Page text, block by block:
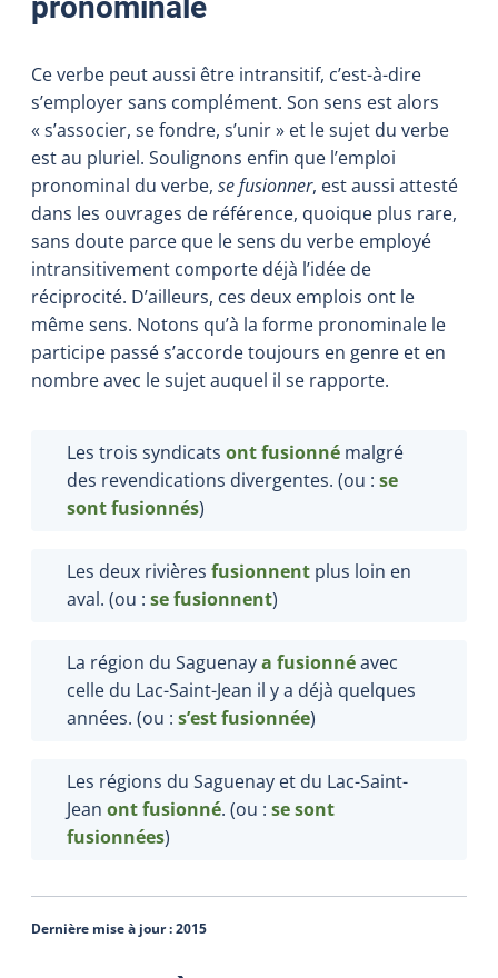
Ce verbe peut aussi être intransitif, c’est-à-dire
s’employer sans complément. Son sens est alors
« s’associer, se fondre, s’unir » et le sujet du verbe
est au pluriel. Soulignons enfin que l’emploi
pronominal du verbe, se fusionner, est aussi attesté
dans les ouvrages de référence, quoique plus rare,
sans doute parce que le sens du verbe employé
intransitivement comporte déjà l’idée de
réciprocité. D’ailleurs, ces deux emplois ont le
même sens. Notons qu’à la forme pronominale le
participe passé s’accorde toujours en genre et en
nombre avec le sujet auquel il se rapporte.
Les trois syndicats ont fusionné malgré
des revendications divergentes. (ou : se
sont fusionnés)
Les deux rivières fusionnent plus loin en
aval. (ou : se fusionnent)
La région du Saguenaya fusionnéavec
celle du Lac-Saint-Jean il y a déjà quelques
années. (ou : s’est fusionnée)
Les régions du Saguenay et du Lac-Saint-
Jean ont fusionné. (ou : se sont
fusionnées)
Dernière mise à jour :2015